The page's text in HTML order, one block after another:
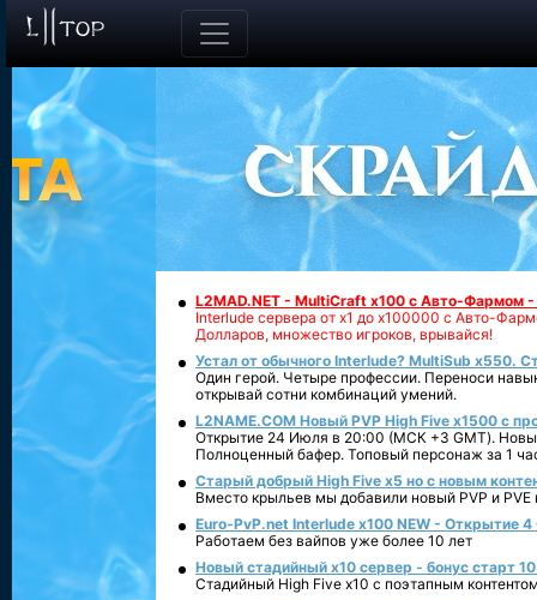
L2MAD.NET - MultiCraft x100 с Авто-Фармом
Interlude сервера от х1 до х100000 с Авто-
Долларов, множество игроков, врывайся!
Устал от обычного Interlude? MultiSub x550.
Один герой. Четыре профессии. Переноси
открывай сотни комбинаций умений.
L2NAME.COM Новый PVP High Five x1500 с
Открытие 24 Июля в 20:00 (МСК +3 GMT).
Полноценный бафер. Топовый персонаж за 1
Старый добрый High Five x5 но с новым
Вместо крыльев мы добавили новый PVP и PVE
Euro-PvP.net Interlude х100 NEW - Открытие 4
Работаем без вайпов уже более 10 лет
Новый стадийный х10 сервер - бонус старт
Стадийный High Five x10 с поэтапным